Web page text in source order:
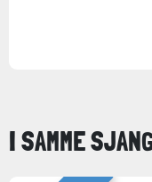
I SAMME